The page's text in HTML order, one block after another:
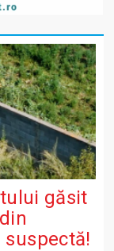
găsit
suspectă!